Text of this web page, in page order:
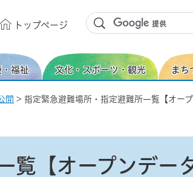
トップページ
福祉 文化・スポーツ・観光 まち
開 > 指定緊急避難場所・指定避難所一覧【オー
覧【オープンデー